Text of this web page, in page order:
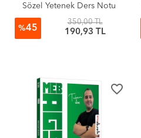
Sözel Yetenek Ders Notu
Aker Kartal
%45
350,00 TL
190,93 TL
favorite_border